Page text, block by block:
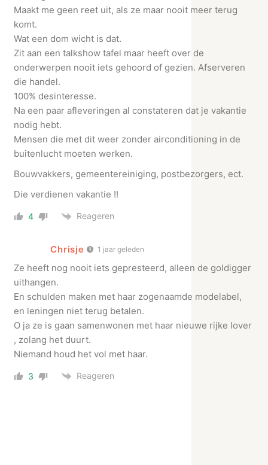
Maakt me geen reet uit, als ze maar nooit meer terug
komt.
Wat een dom wicht is dat.
Zit aan een talkshow tafel maar heeft over de
onderwerpen nooit iets gehoord of gezien. Afserveren
die handel.
100% desinteresse.
Na een paar afleveringen al constateren dat je vakantie
nodig hebt.
Mensen die met dit weer zonder airconditioning in de
buitenlucht moeten werken.
Bouwvakkers, gemeentereiniging, postbezorgers, ect.
Die verdienen vakantie !!
4 Reageren
Chrisje 1 jaar geleden
Ze heeft nog nooit iets gepresteerd, alleen de goldigger
uithangen.
En schulden maken met haar zogenaamde modelabel,
en leningen niet terug betalen.
O ja ze is gaan samenwonen met haar nieuwe rijke lover
, zolang het duurt.
Niemand houd het vol met haar.
3 Reageren